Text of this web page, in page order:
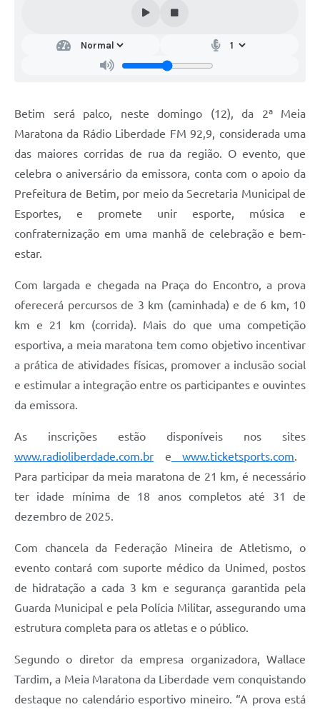
Betim será palco, neste domingo (12), da 2ª Meia
Maratona da Rádio Liberdade FM 92,9, considerada uma
das maiores corridas de rua da região. O evento, que
celebra o aniversário da emissora, conta com o apoio da
Prefeitura de Betim, por meio da Secretaria Municipal de
Esportes, e promete unir esporte, música e
confraternização em uma manhã de celebração e bem-
estar.
Com largada e chegada na Praça do Encontro, a prova
oferecerá percursos de 3 km (caminhada) e de 6 km, 10
km e 21 km (corrida). Mais do que uma competição
esportiva, a meia maratona tem como objetivo incentivar
a prática de atividades físicas, promover a inclusão social
e estimular a integração entre os participantes e ouvintes
da emissora.
As inscrições estão disponíveis nos sites
www.radioliberdade.com.br e www.ticketsports.com.
Para participar da meia maratona de 21 km, é necessário
ter idade mínima de 18 anos completos até 31 de
dezembro de 2025.
Com chancela da Federação Mineira de Atletismo, o
evento contará com suporte médico da Unimed, postos
de hidratação a cada 3 km e segurança garantida pela
Guarda Municipal e pela Polícia Militar, assegurando uma
estrutura completa para os atletas e o público.
Segundo o diretor da empresa organizadora, Wallace
Tardim, a Meia Maratona da Liberdade vem conquistando
destaque no calendário esportivo mineiro. “A prova está